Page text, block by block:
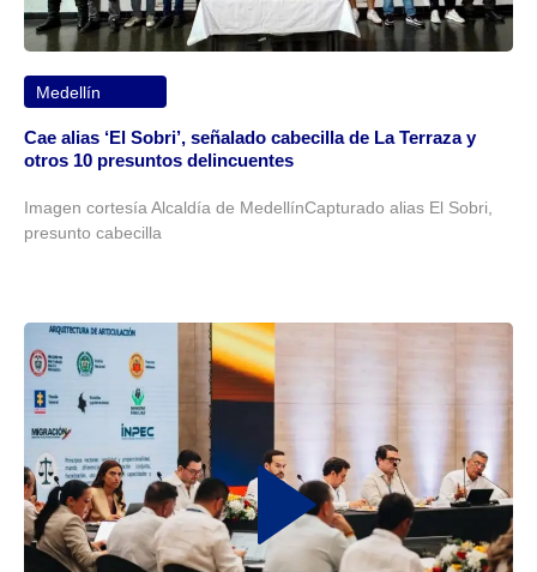
Medellín
Cae alias ‘El Sobri’, señalado cabecilla de La Terraza y
otros 10 presuntos delincuentes
Imagen cortesía Alcaldía de MedellínCapturado alias El Sobri,
presunto cabecilla